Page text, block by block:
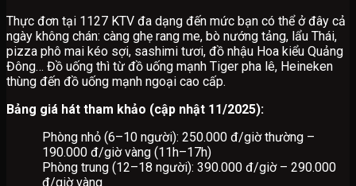
Thực đơn tại 1127 KTV đa dạng đến mức bạn có thể ở đây cả
ngày không chán: càng ghẹ rang me, bò nướng tảng, lẩu Thái,
pizza phô mai kéo sợi, sashimi tươi, đồ nhậu Hoa kiểu Quảng
Đông… Đồ uống thì từ đồ uống mạnh Tiger pha lê, Heineken
thùng đến đồ uống mạnh ngoại cao cấp.
Bảng giá hát tham khảo (cập nhật 11/2025):
Phòng nhỏ (6–10 người): 250.000 đ/giờ thường –
190.000 đ/giờ vàng (11h–17h)
Phòng trung (12–18 người): 390.000 đ/giờ – 290.000
đ/giờ vàng